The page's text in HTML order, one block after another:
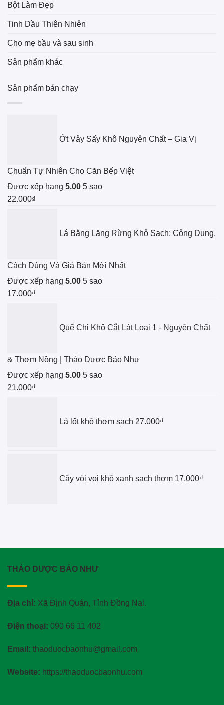
Bột Làm Đẹp
Tinh Dầu Thiên Nhiên
Cho mẹ bầu và sau sinh
Sản phẩm khác
Sản phẩm bán chạy
Ớt Vảy Sấy Khô Nguyên Chất – Gia Vị
Chuẩn Tự Nhiên Cho Căn Bếp Việt
Được xếp hạng 5.00 5 sao
22.000₫
Lá Bằng Lăng Rừng Khô Sạch: Công Dụng,
Cách Dùng Và Giá Bán Mới Nhất
Được xếp hạng 5.00 5 sao
17.000₫
Quế Chi Khô Cắt Lát Loại 1 - Nguyên Chất
& Thơm Nồng | Thảo Dược Bảo Như
Được xếp hạng 5.00 5 sao
21.000₫
Lá lốt khô thơm sạch 27.000₫
Cây vòi voi khô xanh sạch thơm 17.000₫
THẢO DƯỢC BẢO NHƯ
Địa chỉ: Xã Định Quán, Tỉnh Đồng Nai.
Điện thoại: 090 66 11 402
Email: thaoduocbaonhu@gmail.com
Website: https://thaoduocbaonhu.com